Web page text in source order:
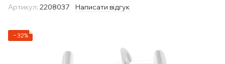
Артикул: 2208037 Написати відгук
−32%